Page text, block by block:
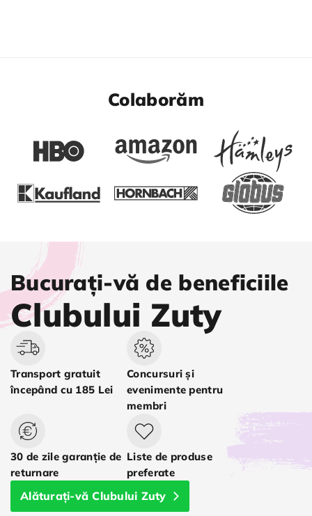
Colaborăm
Bucurați-vă de beneficiile
Clubului Zuty
Transport gratuit
începând cu 185 Lei
Concursuri și
evenimente pentru
membri
30 de zile garanție de
returnare
Liste de produse
preferate
Alăturați-vă Clubului Zuty